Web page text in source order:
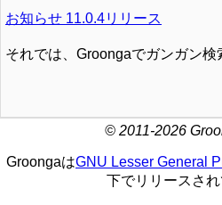
お知らせ 11.0.4リリース
それでは、Groongaでガンガン検
© 2011-2026
GroongaはGNU Lesser General
下でリリースされ